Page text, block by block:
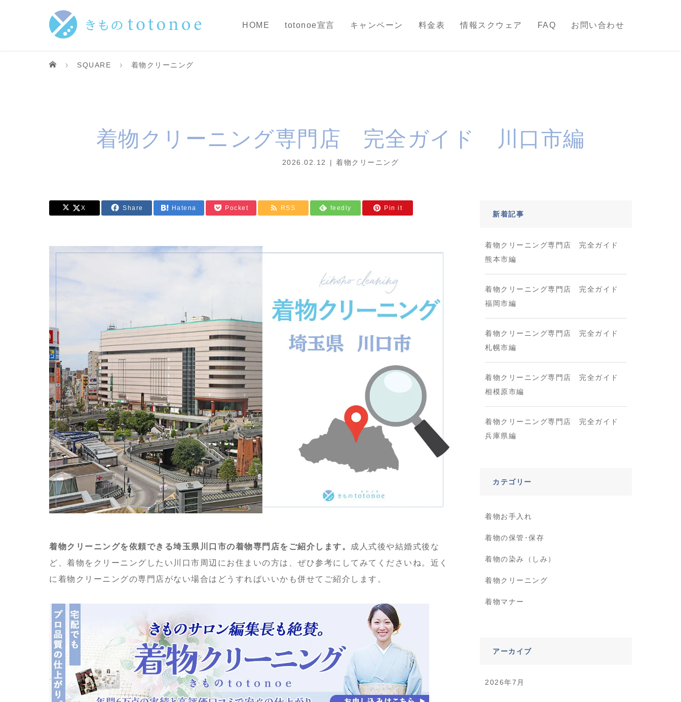
HOME totonoe宣言 キャンペーン 料金表 情報スクウェア FAQ お問い合わせ
SQUARE 着物クリーニング
着物クリーニング専門店 完全ガイド 川口市編
2026.02.12 着物クリーニング
X Share Hatena Pocket RSS feedly Pin it
着物クリーニングを依頼できる埼玉県川口市の着物専門店をご紹介します。
成人式後や結婚式後な
ど、着物をクリーニングしたい川口市周辺にお住まいの方は、ぜひ参考にしてみてくださいね。近く
に着物クリーニングの専門店がない場合はどうすればいいかも併せてご紹介します。
新着記事
着物クリーニング専門店 完全ガイド
熊本市編
着物クリーニング専門店 完全ガイド
福岡市編
着物クリーニング専門店 完全ガイド
札幌市編
着物クリーニング専門店 完全ガイド
相模原市編
着物クリーニング専門店 完全ガイド
兵庫県編
カテゴリー
着物お手入れ
着物の保管･保存
着物の染み（しみ）
着物クリーニング
着物マナー
アーカイブ
2026年7月